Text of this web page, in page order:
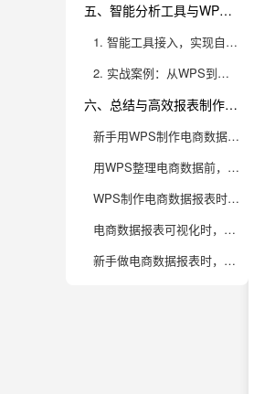
五、智能分析工具与WPS联用，让报表制作流程高效升级
1. 智能工具接入，实现自动化与可视化升级
2. 实战案例：从WPS到九数云BI，一站式电商数据分析流程
六、总结与高效报表制作推荐
新手用WPS制作电商数据报表，常见的报表类型有哪些？各自适合分析什么场景？
用WPS整理电商数据前，数据源如何高效采集与清洗？新手常见误区有哪些？
WPS制作电商数据报表时，数据透视表和函数（如SUMIFS、VLOOKUP）在实际分析中怎么配合用？
电商数据报表可视化时，WPS自带图表如何选择？有哪些进阶美化技巧能提升数据洞察力？
新手做电商数据报表时，如何避免数据分析“只看表面”而忽略业务洞察？